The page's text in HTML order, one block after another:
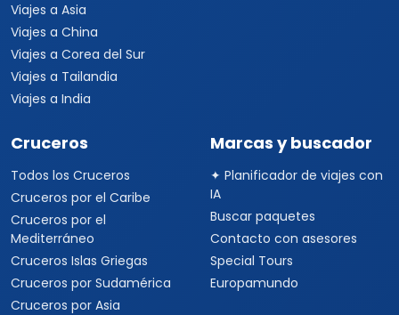
Viajes a Asia
Viajes a China
Viajes a Corea del Sur
Viajes a Tailandia
Viajes a India
Cruceros
Todos los Cruceros
Cruceros por el Caribe
Cruceros por el
Mediterráneo
Cruceros Islas Griegas
Cruceros por Sudamérica
Cruceros por Asia
Marcas y buscador
✦ Planificador de viajes con
IA
Buscar paquetes
Contacto con asesores
Special Tours
Europamundo